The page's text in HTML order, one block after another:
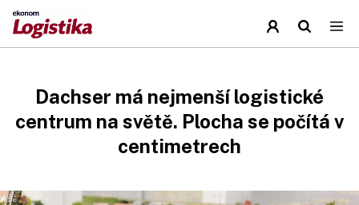
Dachser má nejmenší logistické
centrum na světě. Plocha se počítá v
centimetrech